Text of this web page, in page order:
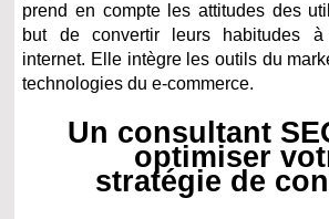
prend en compte les attitudes des
but de convertir leurs habitudes
internet. Elle intègre les outils du
technologies du e-commerce.
Un consultant
optimiser
stratégie de